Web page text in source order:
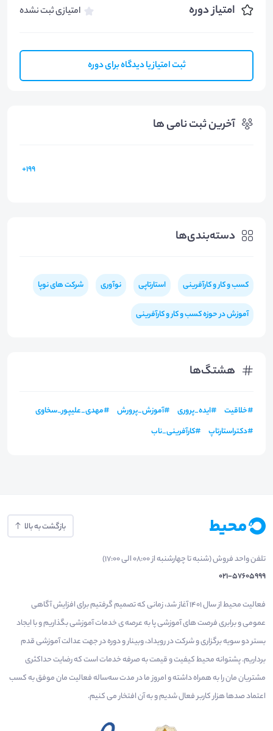
امتیاز دوره امتیازی ثبت نشده
ثبت امتیاز یا دیدگاه برای دوره
آخرین ثبت نامی ها
199+
دسته‌بندی‌ها
کسب و کار و کارآفرینی استارتاپی نوآوری شرکت های نوپا
آموزش در حوزه کسب و کار و کارآفرینی
هشتگ‌ها
#خلاقیت #ایده_پروری #آموزش_پرورش #مهدی_علیپور_سخاوی
#دکتراستارتاپ #کارآفرینی_ناب
بازگشت به بالا
تلفن واحد فروش (شنبه تا چهارشنبه از 08:00 الی 17:00)
021-57605999
فعالیت محیط از سال 1401 آغاز شد، زمانی که تصمیم گرفتیم برای افزایش آگاهی
عمومی و برابری فرصت های آموزشی پا به عرصه ی خدمات آموزشی بگذاریم و با ایجاد
بستر دو سویه برگزاری و شرکت در رویداد، وبینار و دوره در جهت عدالت آموزشی قدم
برداریم. پشتوانه محیط کیفیت و قیمت به صرفه خدمات است که رضایت حداکثری
مشتریان مان را به همراه داشته و امروز ما در مدت سه‌ساله فعالیت مان موفق به کسب
اعتماد صدها هزار کاربر فعال شدیم و به آن افتخار می‌ کنیم.